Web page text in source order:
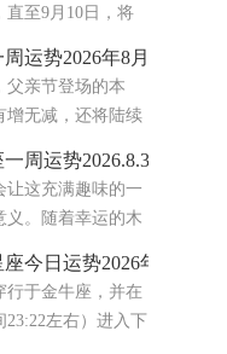
直至9月10日，将
到哪些地方的努力
在着平衡。八月要
运势2026年8月5日至11
父亲节登场的本
增无减，还将陆续
大氛围的集体转
将出现既妥协务
周运势2026.8.3-8.9
让这充满趣味的一
义。随着幸运的木
正熠熠生辉。无
关系中，浪漫之
今日运势2026年8月5日
行于金牛座，并在
23:22左右）进入下